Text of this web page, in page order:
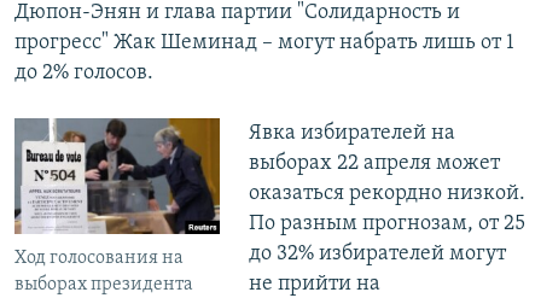
Дюпон-Энян и глава партии "Солидарность и
прогресс" Жак Шеминад – могут набрать лишь от 1
до 2% голосов.
Ход голосования на
выборах президента
Явка избирателей на
выборах 22 апреля может
оказаться рекордно низкой.
По разным прогнозам, от 25
до 32% избирателей могут
не прийти на